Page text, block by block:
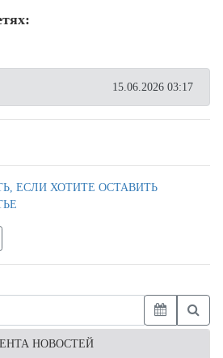
15.06.2026 03:17
ЕСЛИ ХОТИТЕ ОСТАВИТЬ
НОВОСТЕЙ